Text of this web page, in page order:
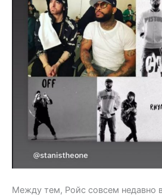
Между тем, Ройс совсем недавно